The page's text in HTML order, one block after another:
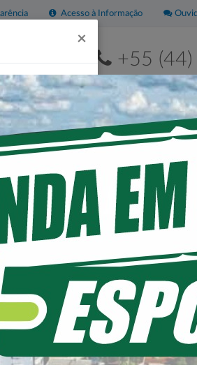
Acesso à Informação
+55
2ª a 6ª de 8h às
do
Municipais
O
×